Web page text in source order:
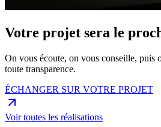
Votre projet sera le
On vous écoute, on vous conseille, puis
toute transparence.
ÉCHANGER SUR VOTRE PROJET
Voir toutes les réalisations